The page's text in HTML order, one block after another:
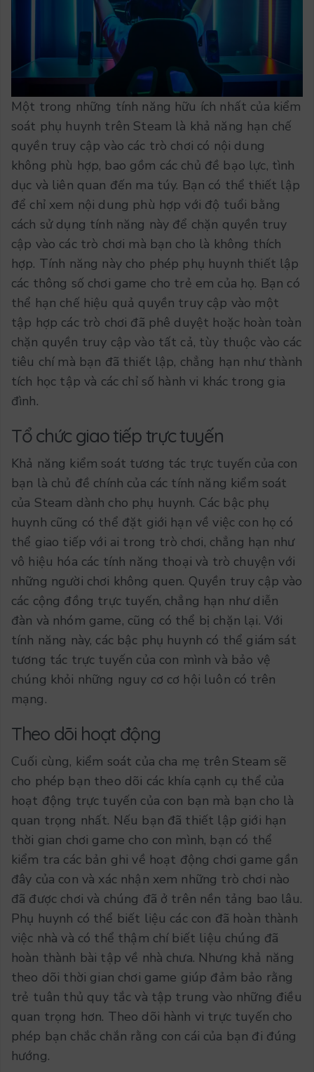
Một trong những tính năng hữu ích nhất của kiểm
soát phụ huynh trên Steam là khả năng hạn chế
quyền truy cập vào các trò chơi có nội dung
không phù hợp, bao gồm các chủ đề bạo lực, tình
dục và liên quan đến ma túy. Bạn có thể thiết lập
để chỉ xem nội dung phù hợp với độ tuổi bằng
cách sử dụng tính năng này để chặn quyền truy
cập vào các trò chơi mà bạn cho là không thích
hợp. Tính năng này cho phép phụ huynh thiết lập
các thông số chơi game cho trẻ em của họ. Bạn có
thể hạn chế hiệu quả quyền truy cập vào một
tập hợp các trò chơi đã phê duyệt hoặc hoàn toàn
chặn quyền truy cập vào tất cả, tùy thuộc vào các
tiêu chí mà bạn đã thiết lập, chẳng hạn như thành
tích học tập và các chỉ số hành vi khác trong gia
đình.
Tổ chức giao tiếp trực tuyến
Khả năng kiểm soát tương tác trực tuyến của con
bạn là chủ đề chính của các tính năng kiểm soát
của Steam dành cho phụ huynh. Các bậc phụ
huynh cũng có thể đặt giới hạn về việc con họ có
thể giao tiếp với ai trong trò chơi, chẳng hạn như
vô hiệu hóa các tính năng thoại và trò chuyện với
những người chơi không quen. Quyền truy cập vào
các cộng đồng trực tuyến, chẳng hạn như diễn
đàn và nhóm game, cũng có thể bị chặn lại. Với
tính năng này, các bậc phụ huynh có thể giám sát
tương tác trực tuyến của con mình và bảo vệ
chúng khỏi những nguy cơ cơ hội luôn có trên
mạng.
Theo dõi hoạt động
Cuối cùng, kiểm soát của cha mẹ trên Steam sẽ
cho phép bạn theo dõi các khía cạnh cụ thể của
hoạt động trực tuyến của con bạn mà bạn cho là
quan trọng nhất. Nếu bạn đã thiết lập giới hạn
thời gian chơi game cho con mình, bạn có thể
kiểm tra các bản ghi về hoạt động chơi game gần
đây của con và xác nhận xem những trò chơi nào
đã được chơi và chúng đã ở trên nền tảng bao lâu.
Phụ huynh có thể biết liệu các con đã hoàn thành
việc nhà và có thể thậm chí biết liệu chúng đã
hoàn thành bài tập về nhà chưa. Nhưng khả năng
theo dõi thời gian chơi game giúp đảm bảo rằng
trẻ tuân thủ quy tắc và tập trung vào những điều
quan trọng hơn. Theo dõi hành vi trực tuyến cho
phép bạn chắc chắn rằng con cái của bạn đi đúng
hướng.